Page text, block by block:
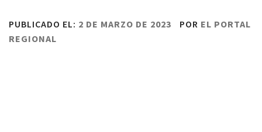
PUBLICADO EL: 2 DE MARZO DE 2023 POR EL PORTAL
REGIONAL